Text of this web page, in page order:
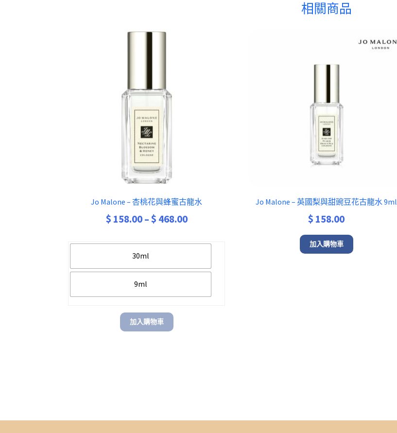
相關商品
Jo Malone – 杏桃花與蜂蜜古龍水
$ 158.00–$ 468.00
30ml
9ml
加入購物車
Jo Malone – 英國梨與甜豌豆花古龍水 9ml
$ 158.00
加入購物車